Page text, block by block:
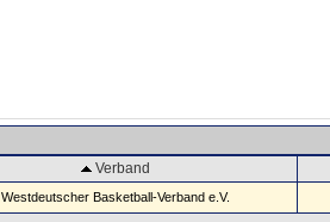
Verband
Westdeutscher Basketball-Verband e.V.